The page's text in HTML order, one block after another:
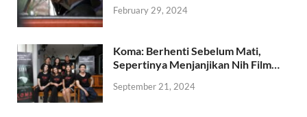
February 29, 2024
Koma: Berhenti Sebelum Mati,
Sepertinya Menjanjikan Nih Film…
September 21, 2024